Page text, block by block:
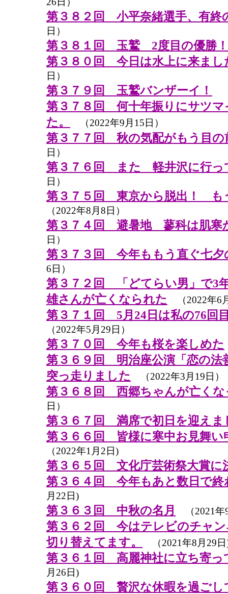
第３８２回 小平奈緒選手、有終
日）
第３８１回 玉鷲 2度目の優勝！
第３８０回 今日は水上に来まし
日）
第３７９回 玉鷲バンザーイ！
第３７８回 何十年振りにサツマ
た。
（2022年9月15日）
第３７７回 秋の気配がもう目の
日）
第３７６回 また 軽井沢に行っ
日）
第３７５回 東京から脱出！
（2022年8月8日）
第３７４回 避暑地 蓼科は肌寒
日）
第３７３回 今年ももう直ぐ七夕
6日）
第３７２回 「どてらい男」で3
雄さんが亡くなられた
（2022年6
第３７１回 5月24日は私の76回
（2022年5月29日）
第３７０回 今年も桜を楽しめた
第３６９回 明治座公演「恋の法
突っ走りました
（2022年3月19日）
第３６８回 西郷ちゃんが亡くな
日）
第３６７回 満席で初日を迎えま
第３６６回 皆様に寒中お見舞い
（2022年1月2日)
第３６５回 文化庁芸術祭大賞に
第３６４回 今年もあと数日で終
月22日)
第３６３回 中秋の名月 （2021年
第３６２回 今はテレビのチャ
切り替えてます。
（2021年8月29日
第３６１回 高麗神社に立ち寄っ
月26日)
第３６０回 贅沢な休暇を過ごし